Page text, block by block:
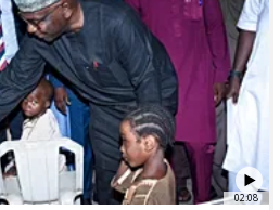
02:08